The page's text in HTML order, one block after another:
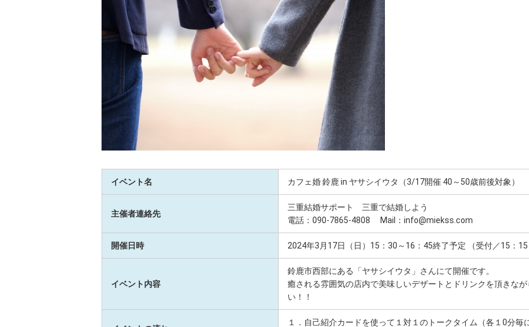
イベント名 カフェ婚 鈴鹿 in ヤサシイウタ（3/17開催 40～50歳前後対象）
主催者連絡先
三重結婚サポート 三重で結婚しよう
電話：090-7865-4808 Mail：info@miekss.com
開催日時 2024年3月17日（日）15：30～16：45終了予定 （受付／15：15
イベント内容
鈴鹿市西部にある「ヤサシイウタ」さんにて開催です。
癒される雰囲気の店内で美味しいデザートとドリンクを頂きな
い！！
１．自己紹介カードを使って１対１のトークタイム（各１0分毎